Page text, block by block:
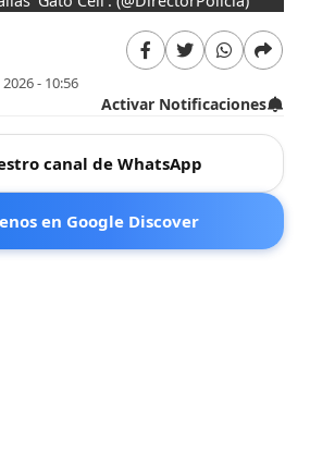
- 10:56
Activar Notificaciones
canal de WhatsApp
en Google Discover